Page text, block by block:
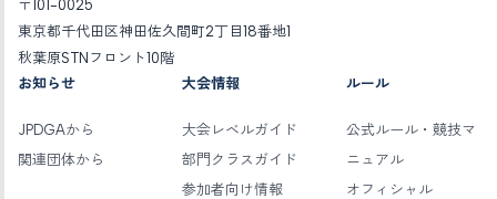
〒101-0025
東京都千代田区神田佐久間町2丁目18番地1
秋葉原STNフロント10階
お知らせ
JPDGAから
関連団体から
大会情報
大会レベルガイド
部門クラスガイド
参加者向け情報
ルール
公式ルール・競技マ
ニュアル
オフィシャル